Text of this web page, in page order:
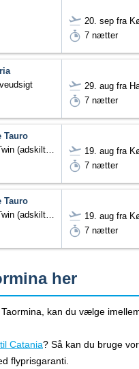
20. sep fra
7 nætter
29. aug fra
7 nætter
Tauro
Dobbeltværelse Twin (adskilte senge) med balkon/terrasse og delvis havudsigt
19. aug fra
7 nætter
Tauro
Dobbeltværelse Twin (adskilte senge) med balkon/terrasse og delvis havudsigt
19. aug fra
7 nætter
her
kan du vælge
Catania? Så kan du bruge
flyprisgaranti.